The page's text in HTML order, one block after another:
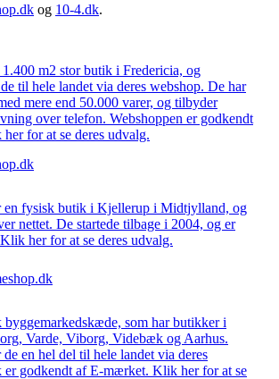
og 10-4.dk.
m2 stor butik i Fredericia, og
til hele landet via deres webshop. De har
mere end 50.000 varer, og tilbyder
over telefon. Webshoppen er godkendt
for at se deres udvalg.
en fysisk butik i Kjellerup i Midtjylland, og
nettet. De startede tilbage i 2004, og er
her for at se deres udvalg.
byggemarkedskæde, som har butikker i
Varde, Viborg, Videbæk og Aarhus.
en hel del til hele landet via deres
er godkendt af E-mærket. Klik her for at se